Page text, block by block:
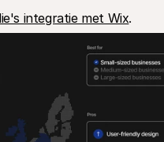
integratie met Wix.